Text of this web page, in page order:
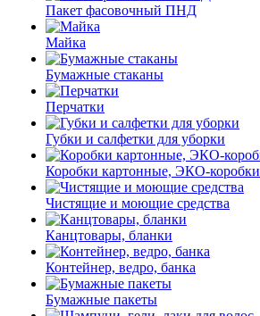
Пакет фасовочный ПНД
Майка
Бумажные стаканы
Перчатки
Губки и салфетки для уборки
Коробки картонные, ЭКО-коробки
Чистящие и моющие средства
Канцтовары, бланки
Контейнер, ведро, банка
Бумажные пакеты